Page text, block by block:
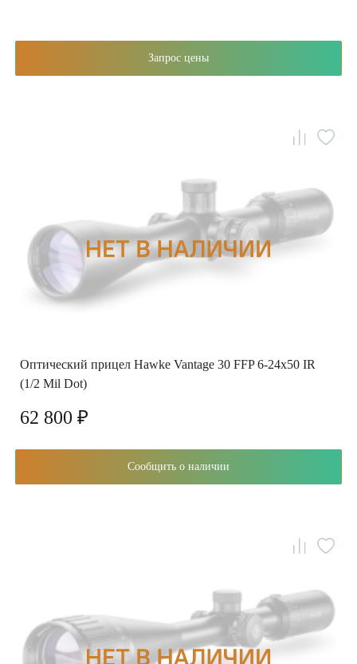
Запрос цены
Оптический прицел Hawke Vantage 30 FFP 6-24х50 IR
(1/2 Mil Dot)
62 800 ₽
Сообщить о наличии